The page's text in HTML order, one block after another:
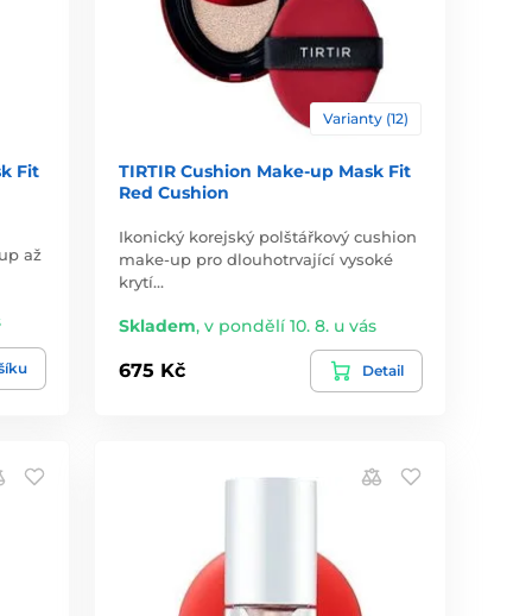
Fit
až
Varianty (12)
TIRTIR Cushion Make-up Mask Fit
Red Cushion
Ikonický korejský polštářkový cushion
make-up pro dlouhotrvající vysoké
krytí…
Skladem,v pondělí 10. 8. u vás
675 Kč Detail